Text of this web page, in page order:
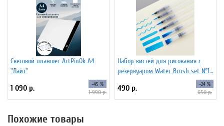
Световой планшет ArtPinOk А4
"Лайт"
1 090 р. -45 %
1 990 р.
Набор кистей для рисования c
резервуаром Water Brush set №1,
490 р. -24 %
650 р.
Похожие товары